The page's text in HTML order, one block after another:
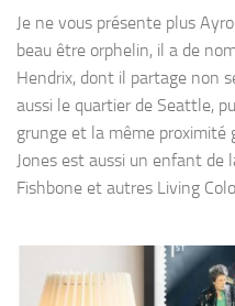
Je ne vous présente plus
beau être orphelin, il a de
Hendrix, dont il partage non
aussi le quartier de Seattle,
grunge et la même proximité
Jones est aussi un enfant de
Fishbone et autres Living